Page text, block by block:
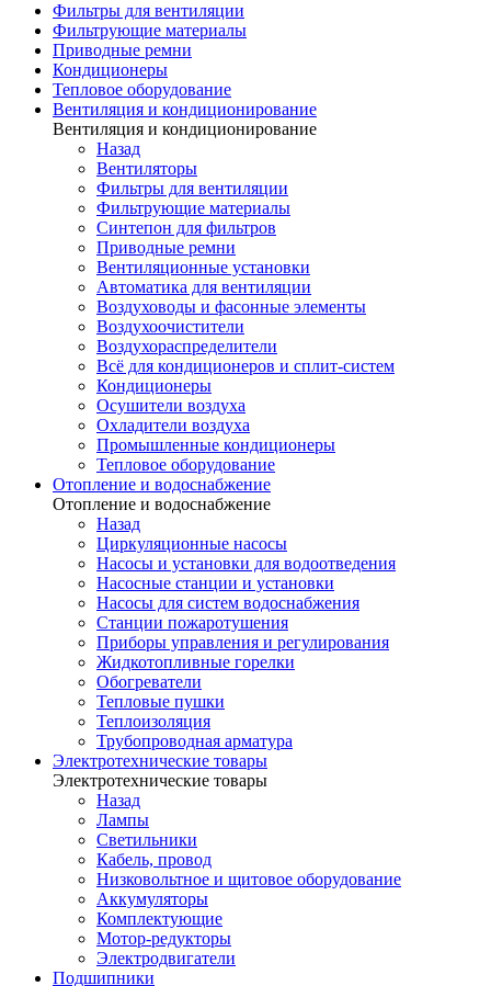
Фильтры для вентиляции
Фильтрующие материалы
Приводные ремни
Кондиционеры
Тепловое оборудование
Вентиляция и кондиционирование
Вентиляция и кондиционирование
Назад
Вентиляторы
Фильтры для вентиляции
Фильтрующие материалы
Синтепон для фильтров
Приводные ремни
Вентиляционные установки
Автоматика для вентиляции
Воздуховоды и фасонные элементы
Воздухоочистители
Воздухораспределители
Всё для кондиционеров и сплит-систем
Кондиционеры
Осушители воздуха
Охладители воздуха
Промышленные кондиционеры
Тепловое оборудование
Отопление и водоснабжение
Отопление и водоснабжение
Назад
Циркуляционные насосы
Насосы и установки для водоотведения
Насосные станции и установки
Насосы для систем водоснабжения
Станции пожаротушения
Приборы управления и регулирования
Жидкотопливные горелки
Обогреватели
Тепловые пушки
Теплоизоляция
Трубопроводная арматура
Электротехнические товары
Электротехнические товары
Назад
Лампы
Светильники
Кабель, провод
Низковольтное и щитовое оборудование
Аккумуляторы
Комплектующие
Мотор-редукторы
Электродвигатели
Подшипники